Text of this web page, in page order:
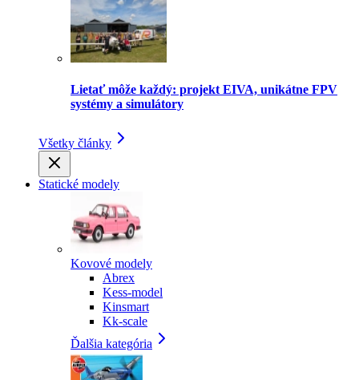
Lietať môže každý: projekt EIVA, unikátne FPV
systémy a simulátory
Všetky články
Statické modely
Kovové modely
Abrex
Kess-model
Kinsmart
Kk-scale
Ďalšia kategória